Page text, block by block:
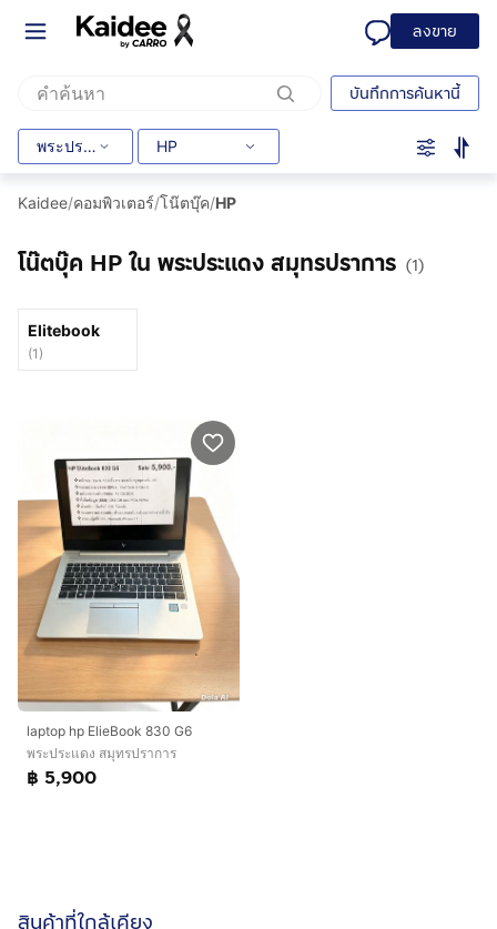
ลงขาย
บันทึกการค้นหานี้
พระประแดง HP
Kaidee/คอมพิวเตอร์/โน๊ตบุ๊ค/HP
โน๊ตบุ๊ค HP ใน พระประแดง สมุทรปราการ (1)
Elitebook
(1 )
laptop hp ElieBook 830 G6
พระประแดง สมุทรปราการ
฿ 5,900
สินค้าที่ใกล้เคียง